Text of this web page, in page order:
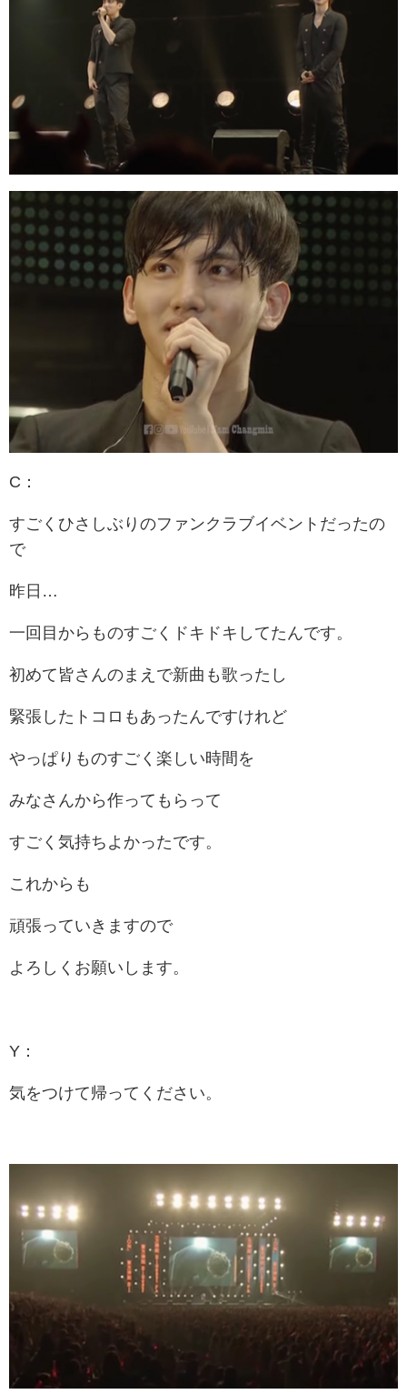
C：
すごくひさしぶりのファンクラブイベントだったの
で
昨日…
一回目からものすごくドキドキしてたんです。
初めて皆さんのまえで新曲も歌ったし
緊張したトコロもあったんですけれど
やっぱりものすごく楽しい時間を
みなさんから作ってもらって
すごく気持ちよかったです。
これからも
頑張っていきますので
よろしくお願いします。
Y：
気をつけて帰ってください。